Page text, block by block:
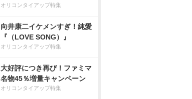
オリコンタイアップ特集
向井康二イケメンすぎ！純愛
『（LOVE SONG）』
オリコンタイアップ特集
大好評につき再び！ファミマ
名物45％増量キャンペーン
オリコンタイアップ特集